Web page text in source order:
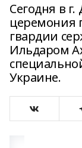
Сегодня в
церемония
гвардии
Ильдаром
Украине.